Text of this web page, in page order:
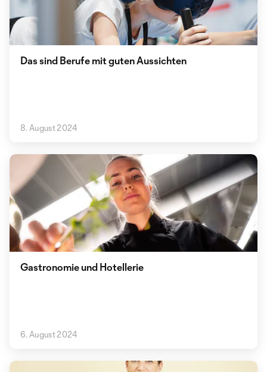
Das sind Berufe mit guten Aussichten
8. August 2024
Gastronomie und Hotellerie
6. August 2024